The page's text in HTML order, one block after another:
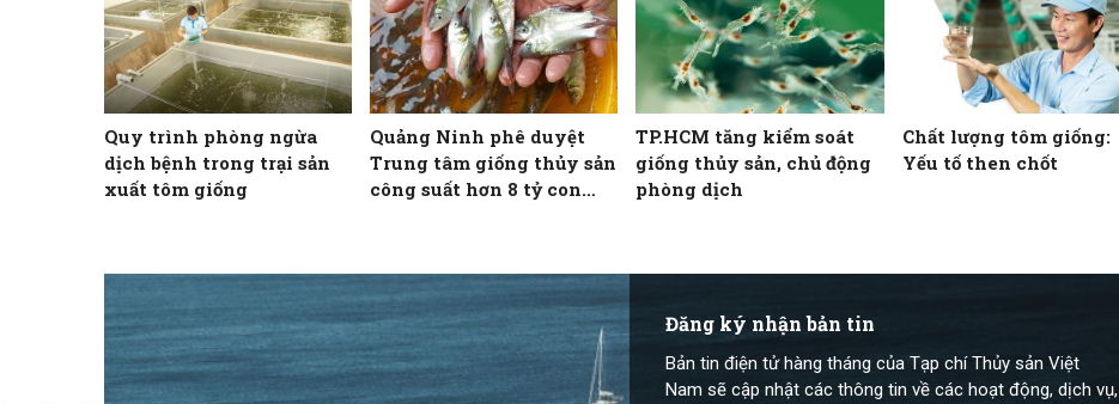
Quy trình phòng ngừa
dịch bệnh trong trại sản
xuất tôm giống
Quảng Ninh phê duyệt
Trung tâm giống thủy sản
công suất hơn 8 tỷ con
TP.HCM tăng kiểm soát
giống thủy sản, chủ động
phòng dịch
Chất lượng tôm giống:
Yếu tố then chốt
Đăng ký nhận bản tin
Bản tin điện tử hàng tháng của Tạp chí Thủy sản Việt
Nam sẽ cập nhật các thông tin về các hoạt động, dịch vụ,